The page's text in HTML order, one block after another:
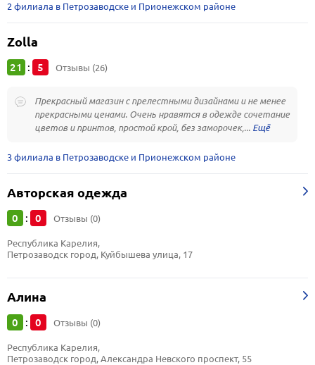
2 филиала в Петрозаводске и Прионежском районе
Zolla
21 : 5 Отзывы (26)
Прекрасный магазин с прелестными дизайнами и не менее
прекрасными ценами. Очень нравятся в одежде сочетание
цветов и принтов, простой крой, без заморочек,...
3 филиала в Петрозаводске и Прионежском районе
Авторская одежда
0 : 0 Отзывы (0)
Республика Карелия,
Петрозаводск город, Куйбышева улица, 17
Алина
0 : 0 Отзывы (0)
Республика Карелия,
Петрозаводск город, Александра Невского проспект, 55